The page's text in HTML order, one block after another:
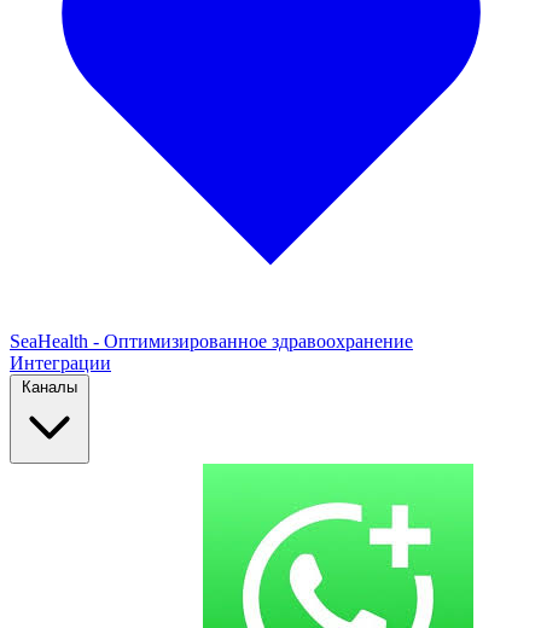
SeaHealth - Оптимизированное здравоохранение
Интеграции
Каналы